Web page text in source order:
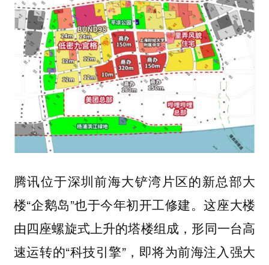
腾讯位于深圳前海大铲湾片区的新总部大
楼“企鹅岛”也于今年初开工修建。这座大楼
由四座螺旋式上升的塔楼组成，形同一台高
速运转的“科技引擎”，即将为前海注入强大